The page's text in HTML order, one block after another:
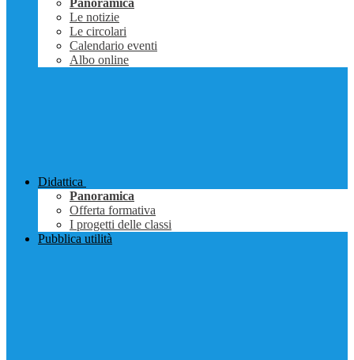
Panoramica
Le notizie
Le circolari
Calendario eventi
Albo online
Didattica
Panoramica
Offerta formativa
I progetti delle classi
Pubblica utilità